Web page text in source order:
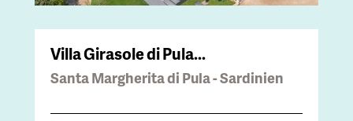
Villa Girasole di Pula...
Santa Margherita di Pula - Sardinien